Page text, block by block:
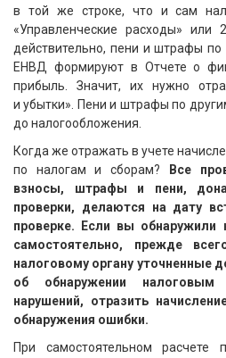
в той же строке, что и сам
«Управленческие расходы» или
действительно, пени и штрафы
ЕНВД формируют в Отчете о
прибыль. Значит, их нужно
и убытки». Пени и штрафы по
до налогообложения.
Когда же отражать в учете
по налогам и сборам?
Все
взносы, штрафы и пени,
проверки, делаются на дату
проверке.
Если вы обнаружили
самостоятельно, прежде
налоговому органу уточненные
об обнаружении
нарушений, отразить
обнаружения ошибки.
При самостоятельном расчете